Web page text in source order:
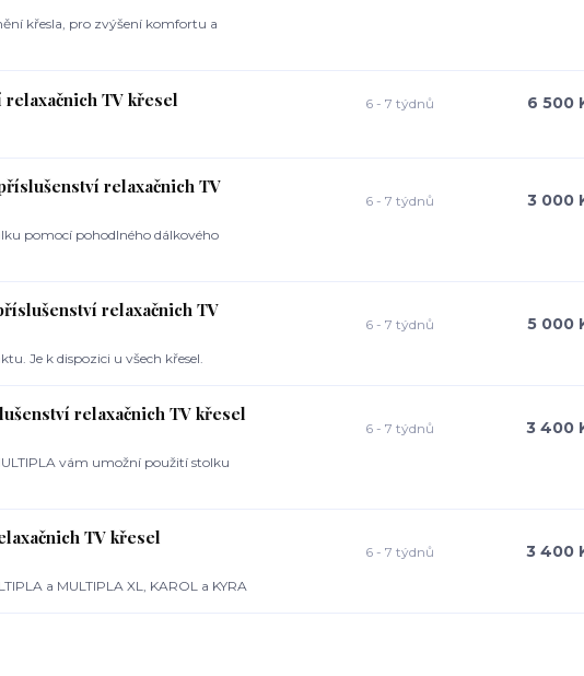
křesla, pro zvýšení komfortu a
TV křesel 6 500
6 - 7 týdnů
relaxačnich TV
pomocí pohodlného dálkového
3 000
6 - 7 týdnů
relaxačnich TV
Je k dispozici u všech křesel.
5 000
6 - 7 týdnů
relaxačnich TV křesel
vám umožní použití stolku
3 400
6 - 7 týdnů
TV křesel
a MULTIPLA XL, KAROL a KYRA
3 400
6 - 7 týdnů